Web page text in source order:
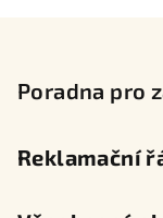
Poradna pro
Reklamační